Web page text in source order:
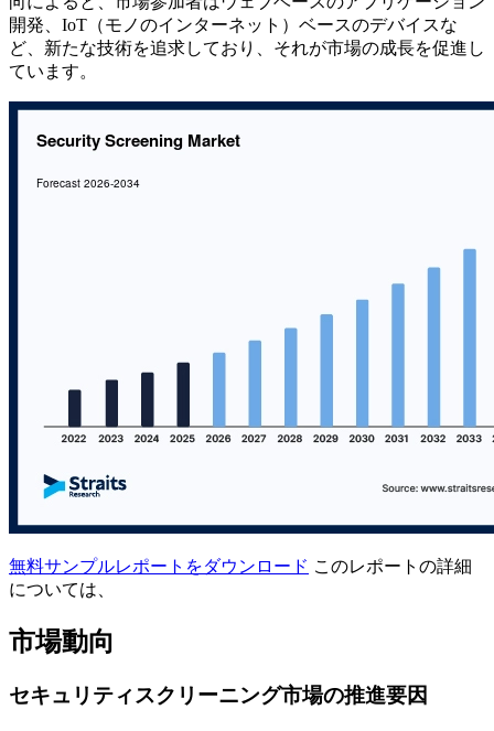
開発、IoT（モノのインターネット）ベースのデバイスな
ど、新たな技術を追求しており、それが市場の成長を促進し
ています。
無料サンプルレポートをダウンロード このレポートの詳細
については、
市場動向
セキュリティスクリーニング市場の推進要因